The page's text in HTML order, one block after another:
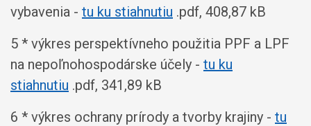
vybavenia - tu ku stiahnutiu .pdf, 408,87 kB
5 * výkres perspektívneho použitia PPF a LPF
na nepoľnohospodárske účely - tu ku
stiahnutiu .pdf, 341,89 kB
6 * výkres ochrany prírody a tvorby krajiny - tu